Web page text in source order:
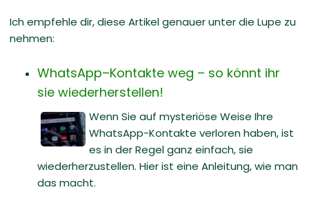
Ich empfehle dir, diese Artikel genauer unter die Lupe zu
nehmen:
WhatsApp–Kontakte weg – so könnt ihr
sie wiederherstellen!
Wenn Sie auf mysteriöse Weise Ihre
WhatsApp-Kontakte verloren haben, ist
es in der Regel ganz einfach, sie
wiederherzustellen. Hier ist eine Anleitung, wie man
das macht.